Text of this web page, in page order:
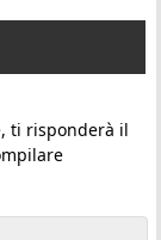
ti risponderà il